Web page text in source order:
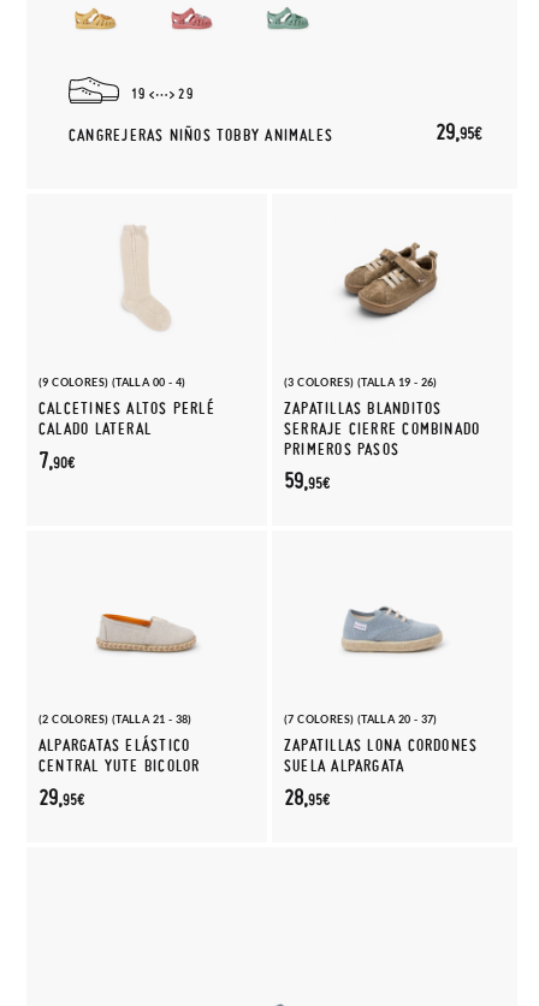
19 29
CANGREJERAS NIÑOS TOBBY ANIMALES 29,95€
(9 COLORES) (TALLA 00 - 4)
CALCETINES ALTOS PERLÉ
CALADO LATERAL
7,90€
(3 COLORES) (TALLA 19 - 26)
ZAPATILLAS BLANDITOS
SERRAJE CIERRE COMBINADO
PRIMEROS PASOS
59,95€
(2 COLORES) (TALLA 21 - 38)
ALPARGATAS ELÁSTICO
CENTRAL YUTE BICOLOR
29,95€
(7 COLORES) (TALLA 20 - 37)
ZAPATILLAS LONA CORDONES
SUELA ALPARGATA
28,95€